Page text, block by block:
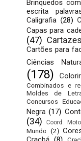
Brinquedos
escrita
Caligrafia (28)
Capas para
(47)
Cartões para
Ciências
(178)
Combinados e
Moldes de
Concursos
Negra (17)
(34)
Coord.
Mundo (2)